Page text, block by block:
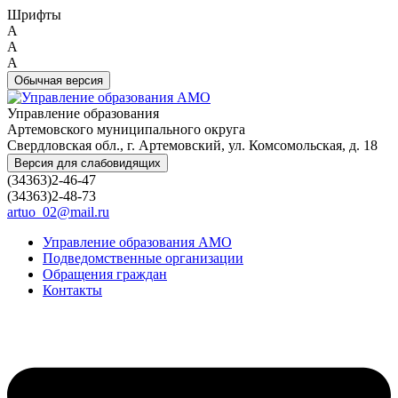
Шрифты
A
A
A
Обычная версия
Управление образования
Артемовского муниципального округа
Свердловская обл., г. Артемовский, ул. Комсомольская, д. 18
Версия для слабовидящих
(34363)2-46-47
(34363)2-48-73
artuo_02@mail.ru
Управление образования АМО
Подведомственные организации
Обращения граждан
Контакты